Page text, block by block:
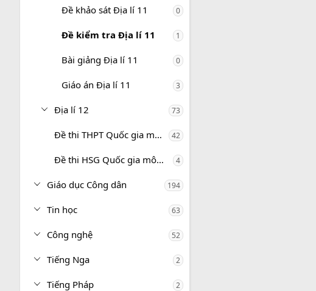
Đề khảo sát Địa lí 11 0
Đề kiểm tra Địa lí 11 1
Bài giảng Địa lí 11 0
Giáo án Địa lí 11 3
Địa lí 12 73
Đề thi THPT Quốc gia môn Địa lí 42
Đề thi HSG Quốc gia môn Địa lí 4
Giáo dục Công dân 194
Tin học 63
Công nghệ 52
Tiếng Nga 2
Tiếng Pháp 2